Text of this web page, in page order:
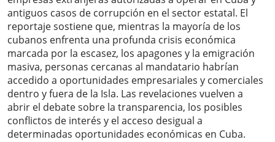
antiguos casos de corrupción en el sector estatal. El
reportaje sostiene que, mientras la mayoría de los
cubanos enfrenta una profunda crisis económica
marcada por la escasez, los apagones y la emigración
masiva, personas cercanas al mandatario habrían
accedido a oportunidades empresariales y comerciales
dentro y fuera de la Isla. Las revelaciones vuelven a
abrir el debate sobre la transparencia, los posibles
conflictos de interés y el acceso desigual a
determinadas oportunidades económicas en Cuba.